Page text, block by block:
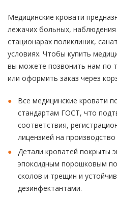
Медицинские кровати
лежачих больных,
стационарах поликлиник,
условиях. Чтобы купить
вы можете позвонить нам по
или оформить заказ через
Все медицинские кровати
стандартам ГОСТ, что
соответствия,
лицензией на
Детали кроватей покрыты
эпоксидным порошковым
сколов и трещин и
дезинфектантами.